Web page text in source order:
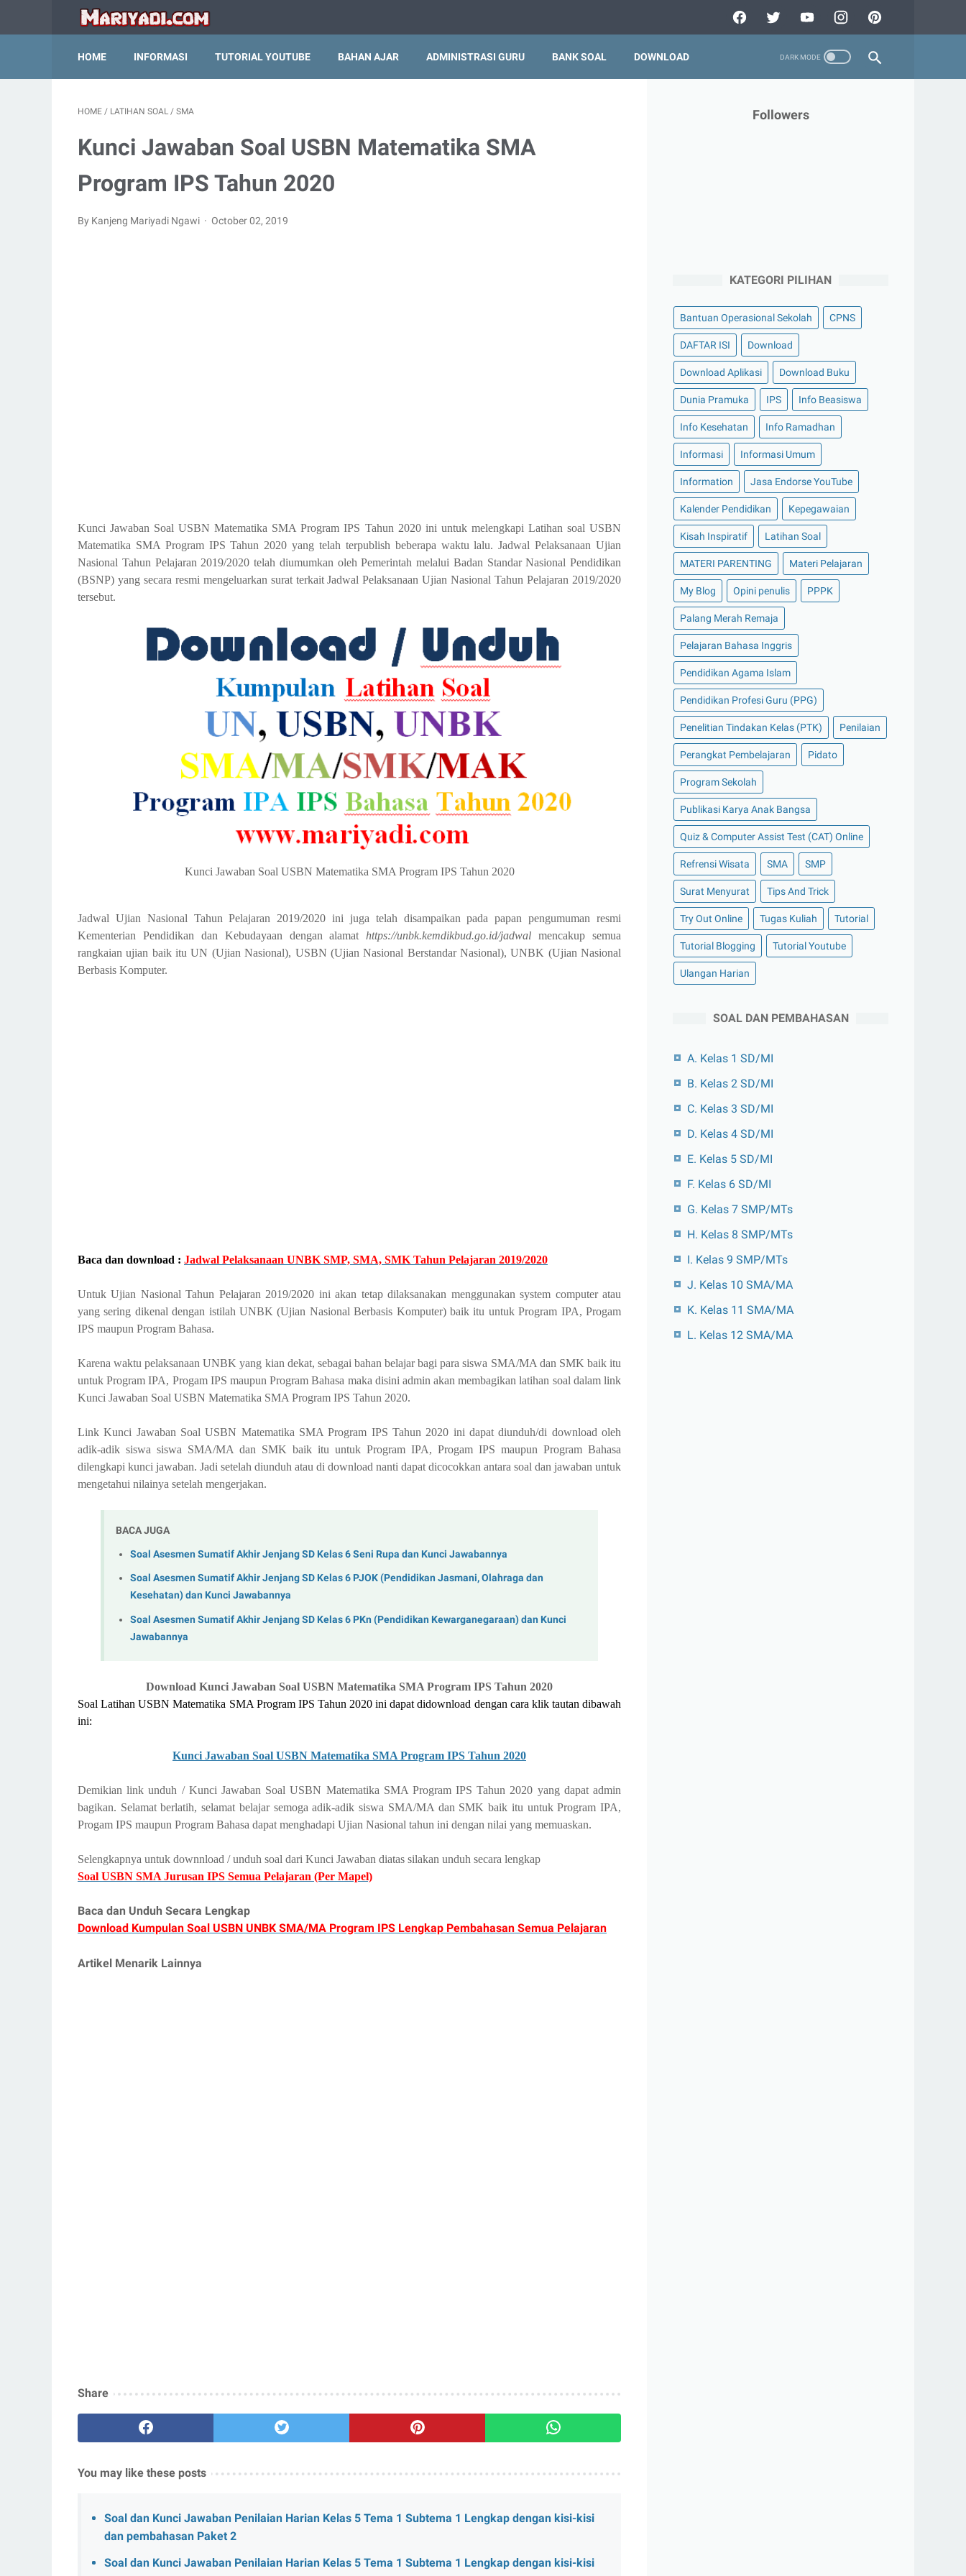
HOME INFORMASI TUTORIAL YOUTUBE BAHAN AJAR ADMINISTRASI GURU BANK SOAL DOWNLOAD
HOME / LATIHAN SOAL / SMA
Kunci Jawaban Soal USBN Matematika SMA
Program IPS Tahun 2020
By Kanjeng Mariyadi Ngawi October 02, 2019
Kunci Jawaban Soal USBN Matematika SMA Program IPS Tahun 2020 ini untuk melengkapi Latihan soal USBN
Matematika SMA Program IPS Tahun 2020 yang telah terpublish beberapa waktu lalu. Jadwal Pelaksanaan Ujian
Nasional Tahun Pelajaran 2019/2020 telah diumumkan oleh Pemerintah melalui Badan Standar Nasional Pendidikan
(BSNP) yang secara resmi mengeluarkan surat terkait Jadwal Pelaksanaan Ujian Nasional Tahun Pelajaran 2019/2020
tersebut.
Kunci Jawaban Soal USBN Matematika SMA Program IPS Tahun 2020
Jadwal Ujian Nasional Tahun Pelajaran 2019/2020 ini juga telah disampaikan pada papan pengumuman resmi
Kementerian Pendidikan dan Kebudayaan dengan alamathttps://unbk.kemdikbud.go.id/jadwal mencakup semua
rangkaian ujian baik itu UN (Ujian Nasional), USBN (Ujian Nasional Berstandar Nasional), UNBK (Ujian Nasional
Berbasis Komputer.
Baca dan download : Jadwal Pelaksanaan UNBK SMP, SMA, SMK Tahun Pelajaran 2019/2020
Untuk Ujian Nasional Tahun Pelajaran 2019/2020 ini akan tetap dilaksanakan menggunakan system computer atau
yang sering dikenal dengan istilah UNBK (Ujian Nasional Berbasis Komputer) baik itu untuk Program IPA, Progam
IPS maupun Program Bahasa.
Karena waktu pelaksanaan UNBK yang kian dekat, sebagai bahan belajar bagi para siswa SMA/MA dan SMK baik itu
untuk Program IPA, Progam IPS maupun Program Bahasa maka disini admin akan membagikan latihan soal dalam link
Kunci Jawaban Soal USBN Matematika SMA Program IPS Tahun 2020.
Link Kunci Jawaban Soal USBN Matematika SMA Program IPS Tahun 2020 ini dapat diunduh/di download oleh
adik-adik siswa siswa SMA/MA dan SMK baik itu untuk Program IPA, Progam IPS maupun Program Bahasa
dilengkapi kunci jawaban. Jadi setelah diunduh atau di download nanti dapat dicocokkan antara soal dan jawaban untuk
mengetahui nilainya setelah mengerjakan.
BACA JUGA
Soal Asesmen Sumatif Akhir Jenjang SD Kelas 6 Seni Rupa dan Kunci Jawabannya
Soal Asesmen Sumatif Akhir Jenjang SD Kelas 6 PJOK (Pendidikan Jasmani, Olahraga dan
Kesehatan) dan Kunci Jawabannya
Soal Asesmen Sumatif Akhir Jenjang SD Kelas 6 PKn (Pendidikan Kewarganegaraan) dan Kunci
Jawabannya
Download Kunci Jawaban Soal USBN Matematika SMA Program IPS Tahun 2020
Soal Latihan USBN Matematika SMA Program IPS Tahun 2020 ini dapat didownload dengan cara klik tautan dibawah
ini:
Kunci Jawaban Soal USBN Matematika SMA Program IPS Tahun 2020
Demikian link unduh / Kunci Jawaban Soal USBN Matematika SMA Program IPS Tahun 2020 yang dapat admin
bagikan. Selamat berlatih, selamat belajar semoga adik-adik siswa SMA/MA dan SMK baik itu untuk Program IPA,
Progam IPS maupun Program Bahasa dapat menghadapi Ujian Nasional tahun ini dengan nilai yang memuaskan.
Selengkapnya untuk downnload / unduh soal dari Kunci Jawaban diatas silakan unduh secara lengkap
Soal USBN SMA Jurusan IPS Semua Pelajaran (Per Mapel)
Baca dan Unduh Secara Lengkap
Download Kumpulan Soal USBN UNBK SMA/MA Program IPS Lengkap Pembahasan Semua Pelajaran
Artikel Menarik Lainnya
Share
You may like these posts
Soal dan Kunci Jawaban Penilaian Harian Kelas 5 Tema 1 Subtema 1 Lengkap dengan kisi-kisi
dan pembahasan Paket 2
Soal dan Kunci Jawaban Penilaian Harian Kelas 5 Tema 1 Subtema 1 Lengkap dengan kisi-kisi
Followers
KATEGORI PILIHAN
Bantuan Operasional Sekolah CPNS
DAFTAR ISI Download
Download Aplikasi Download Buku
Dunia Pramuka IPS Info Beasiswa
Info Kesehatan Info Ramadhan
Informasi Informasi Umum
Information Jasa Endorse YouTube
Kalender Pendidikan Kepegawaian
Kisah Inspiratif Latihan Soal
MATERI PARENTING Materi Pelajaran
My Blog Opini penulis PPPK
Palang Merah Remaja
Pelajaran Bahasa Inggris
Pendidikan Agama Islam
Pendidikan Profesi Guru (PPG)
Penelitian Tindakan Kelas (PTK) Penilaian
Perangkat Pembelajaran Pidato
Program Sekolah
Publikasi Karya Anak Bangsa
Quiz & Computer Assist Test (CAT) Online
Refrensi Wisata SMA SMP
Surat Menyurat Tips And Trick
Try Out Online Tugas Kuliah Tutorial
Tutorial Blogging Tutorial Youtube
Ulangan Harian
SOAL DAN PEMBAHASAN
A. Kelas 1 SD/MI
B. Kelas 2 SD/MI
C. Kelas 3 SD/MI
D. Kelas 4 SD/MI
E. Kelas 5 SD/MI
F. Kelas 6 SD/MI
G. Kelas 7 SMP/MTs
H. Kelas 8 SMP/MTs
I. Kelas 9 SMP/MTs
J. Kelas 10 SMA/MA
K. Kelas 11 SMA/MA
L. Kelas 12 SMA/MA